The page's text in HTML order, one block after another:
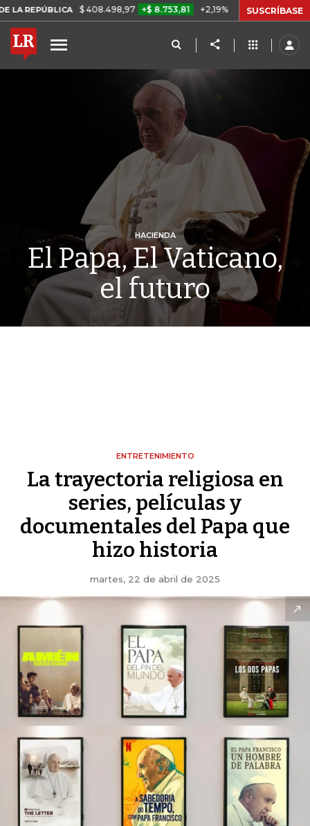
$ 408.498,97 +$ 8.753,81 +2,19% TASA DE USURA CRÉDITO
SUSCRÍBASE
HACIENDA
El Papa, El Vaticano,
el futuro
ENTRETENIMIENTO
La trayectoria religiosa en
series, películas y
documentales del Papa que
hizo historia
martes, 22 de abril de 2025